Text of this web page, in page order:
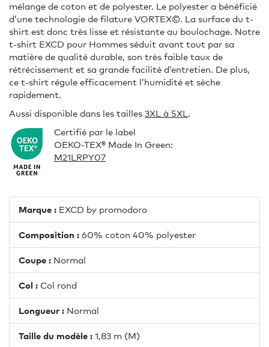
mélange de coton et de polyester. Le polyester a bénéficié
d’une technologie de filature VORTEX©. La surface du t-
shirt est donc très lisse et résistante au boulochage. Notre
t-shirt EXCD pour Hommes séduit avant tout par sa
matière de qualité durable, son très faible taux de
rétrécissement et sa grande facilité d’entretien. De plus,
ce t-shirt régule efficacement l’humidité et sèche
rapidement.
Aussi disponible dans les tailles 3XL à 5XL .
Certifié par le label
OEKO-TEX® Made In Green:
M21LRPY07
Marque : EXCD by promodoro
Composition : 60% coton 40% polyester
Coupe : Normal
Col : Col rond
Longueur : Normal
Taille du modèle : 1,83 m (M)